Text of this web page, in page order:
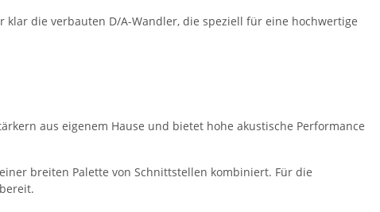
die verbauten D/A-Wandler, die speziell für eine hochwertige
aus eigenem Hause und bietet hohe akustische Performance
breiten Palette von Schnittstellen kombiniert. Für die